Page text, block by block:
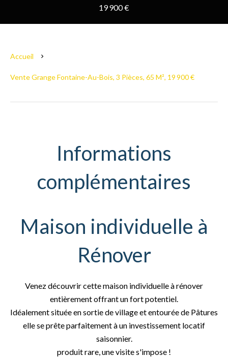
19 900 €
Accueil
Vente Grange Fontaine-Au-Bois, 3 Pièces, 65 M², 19 900 €
Informations
complémentaires
Maison individuelle à
Rénover
Venez découvrir cette maison individuelle à rénover
entièrement offrant un fort potentiel.
Idéalement située en sortie de village et entourée de Pâtures
elle se prête parfaitement à un investissement locatif
saisonnier.
produit rare, une visite s'impose !